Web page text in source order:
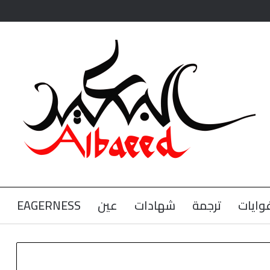
ترجمة شهادات عين EAGERNESS